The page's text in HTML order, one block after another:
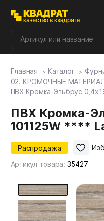
Плитные материалы
Мой ЭГГЕР
Фасады
Главная Каталог
02. КРОМОЧНЫЕ
ПВХ Кромка-Эльбрус
ПВХ Кромка-
101125W ****
Распродажа
Артикул товара:35427